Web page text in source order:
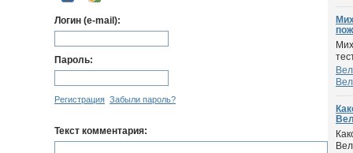
Логин (e-mail):
Пароль:
Регистрация Забыли пароль?
Текст комментария: